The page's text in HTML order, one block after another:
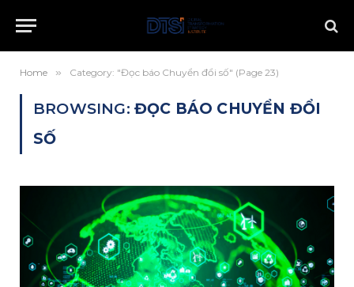
Home » Category: "Đọc báo Chuyển đổi số" (Page 23)
BROWSING: ĐỌC BÁO CHUYỂN ĐỔI
SỐ